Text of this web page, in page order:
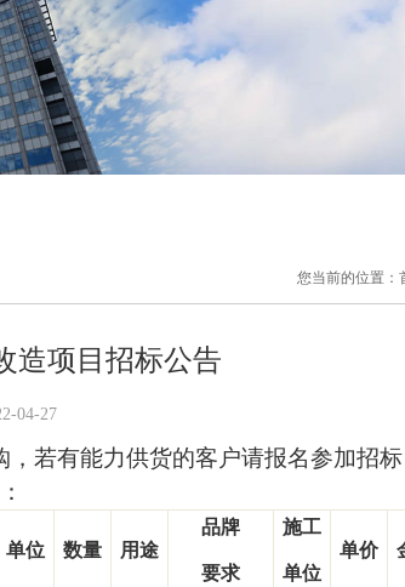
您当前的位置：
造项目招标公告
04-27
若有能力供货的客户请报名参加招
单位 数量 用途
品牌
要求
施工
单位
单价